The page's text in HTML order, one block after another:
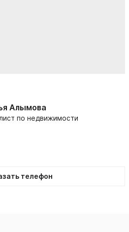
Алымова
по недвижимости
телефон